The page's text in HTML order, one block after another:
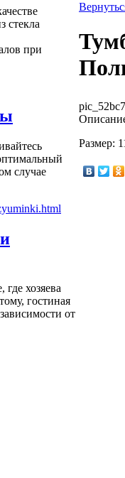
стекла
при
случае
хозяева
гостиная
от
Размер: